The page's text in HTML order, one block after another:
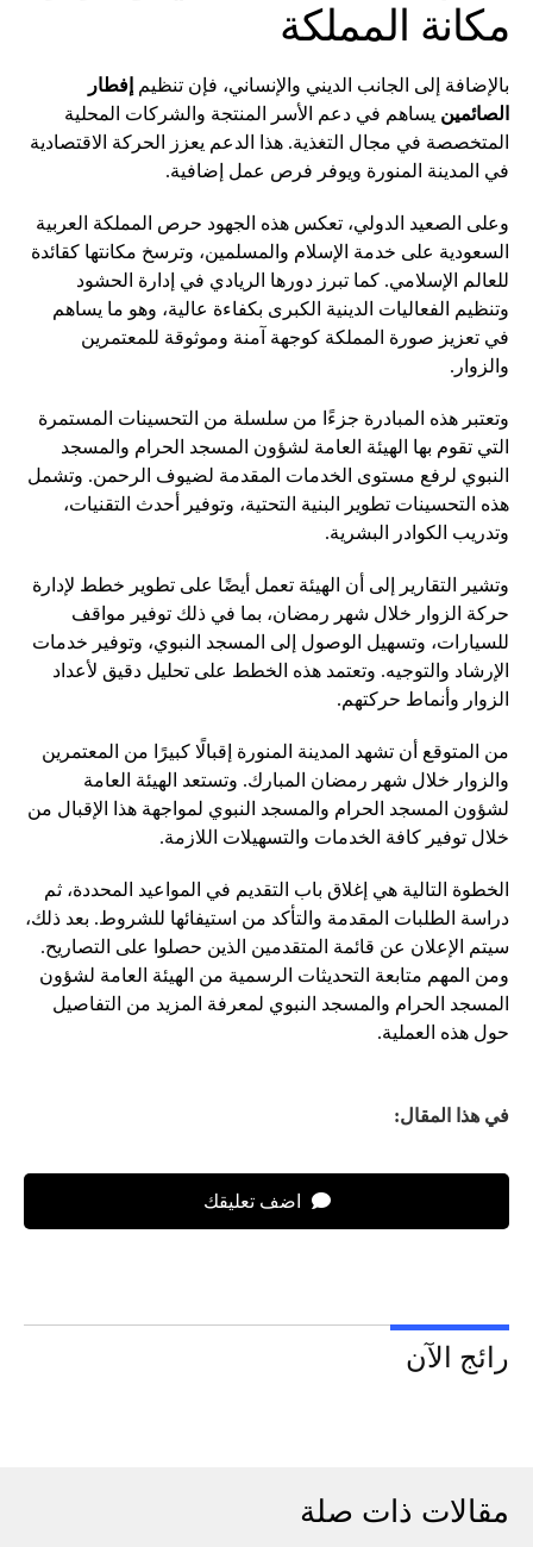
مكانة المملكة
بالإضافة إلى الجانب الديني والإنساني، فإن تنظيم إفطار
الصائمين يساهم في دعم الأسر المنتجة والشركات المحلية
المتخصصة في مجال التغذية. هذا الدعم يعزز الحركة الاقتصادية
في المدينة المنورة ويوفر فرص عمل إضافية.
وعلى الصعيد الدولي، تعكس هذه الجهود حرص المملكة العربية
السعودية على خدمة الإسلام والمسلمين، وترسخ مكانتها كقائدة
للعالم الإسلامي. كما تبرز دورها الريادي في إدارة الحشود
وتنظيم الفعاليات الدينية الكبرى بكفاءة عالية، وهو ما يساهم
في تعزيز صورة المملكة كوجهة آمنة وموثوقة للمعتمرين
والزوار.
وتعتبر هذه المبادرة جزءًا من سلسلة من التحسينات المستمرة
التي تقوم بها الهيئة العامة لشؤون المسجد الحرام والمسجد
النبوي لرفع مستوى الخدمات المقدمة لضيوف الرحمن. وتشمل
هذه التحسينات تطوير البنية التحتية، وتوفير أحدث التقنيات،
وتدريب الكوادر البشرية.
وتشير التقارير إلى أن الهيئة تعمل أيضًا على تطوير خطط لإدارة
حركة الزوار خلال شهر رمضان، بما في ذلك توفير مواقف
للسيارات، وتسهيل الوصول إلى المسجد النبوي، وتوفير خدمات
الإرشاد والتوجيه. وتعتمد هذه الخطط على تحليل دقيق لأعداد
الزوار وأنماط حركتهم.
من المتوقع أن تشهد المدينة المنورة إقبالًا كبيرًا من المعتمرين
والزوار خلال شهر رمضان المبارك. وتستعد الهيئة العامة
لشؤون المسجد الحرام والمسجد النبوي لمواجهة هذا الإقبال من
خلال توفير كافة الخدمات والتسهيلات اللازمة.
الخطوة التالية هي إغلاق باب التقديم في المواعيد المحددة، ثم
دراسة الطلبات المقدمة والتأكد من استيفائها للشروط. بعد ذلك،
سيتم الإعلان عن قائمة المتقدمين الذين حصلوا على التصاريح.
ومن المهم متابعة التحديثات الرسمية من الهيئة العامة لشؤون
المسجد الحرام والمسجد النبوي لمعرفة المزيد من التفاصيل
حول هذه العملية.
في هذا المقال:
اضف تعليقك
رائج الآن
مقالات ذات صلة